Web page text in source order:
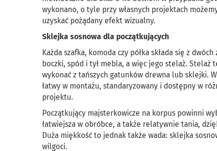
wykonano, o tyle przy własnych projektach
uzyskać pożądany efekt wizualny.
Sklejka sosnowa dla początkujących
Każda szafka, komoda czy półka składa się z
boczki, spód i tył mebla, a więc jego stelaż.
wykonać z tańszych gatunków drewna lub sklejki.
łatwy w montażu, standaryzowany i dostępny w
projektu.
Początkujący majsterkowicze na korpus powinni
łatwiejsza w obróbce, a także relatywnie tania,
Duża miękkość to jednak także wada: sklejka
wilgoci.